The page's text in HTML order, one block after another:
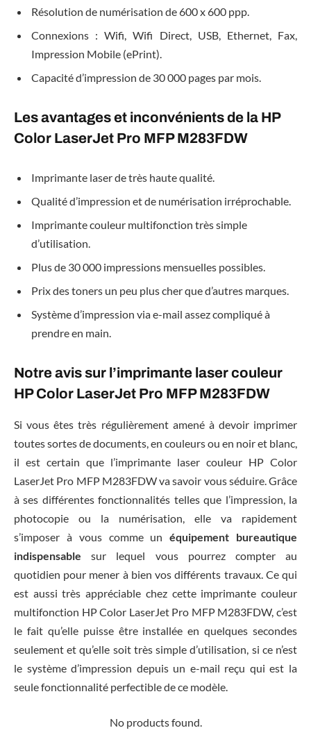
Résolution de numérisation de 600 x 600 ppp.
Connexions : Wifi, Wifi Direct, USB, Ethernet, Fax,
Impression Mobile (ePrint).
Capacité d’impression de 30 000 pages par mois.
Les avantages et inconvénients de la HP
Color LaserJet Pro MFP M283FDW
Imprimante laser de très haute qualité.
Qualité d’impression et de numérisation irréprochable.
Imprimante couleur multifonction très simple
d’utilisation.
Plus de 30 000 impressions mensuelles possibles.
Prix des toners un peu plus cher que d’autres marques.
Système d’impression via e-mail assez compliqué à
prendre en main.
Notre avis sur l’imprimante laser couleur
HP Color LaserJet Pro MFP M283FDW
Si vous êtes très régulièrement amené à devoir imprimer
toutes sortes de documents, en couleurs ou en noir et blanc,
il est certain que l’imprimante laser couleur HP Color
LaserJet Pro MFP M283FDW va savoir vous séduire. Grâce
à ses différentes fonctionnalités telles que l’impression, la
photocopie ou la numérisation, elle va rapidement
s’imposer à vous comme unéquipement bureautique
indispensable sur lequel vous pourrez compter au
quotidien pour mener à bien vos différents travaux. Ce qui
est aussi très appréciable chez cette imprimante couleur
multifonction HP Color LaserJet Pro MFP M283FDW, c’est
le fait qu’elle puisse être installée en quelques secondes
seulement et qu’elle soit très simple d’utilisation, si ce n’est
le système d’impression depuis un e-mail reçu qui est la
seule fonctionnalité perfectible de ce modèle.
No products found.